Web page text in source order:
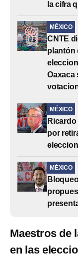
la cifra
MÉXICO
CNTE
plantón
Oaxaca
MÉXICO
por
MÉXICO
Maestros de
en las